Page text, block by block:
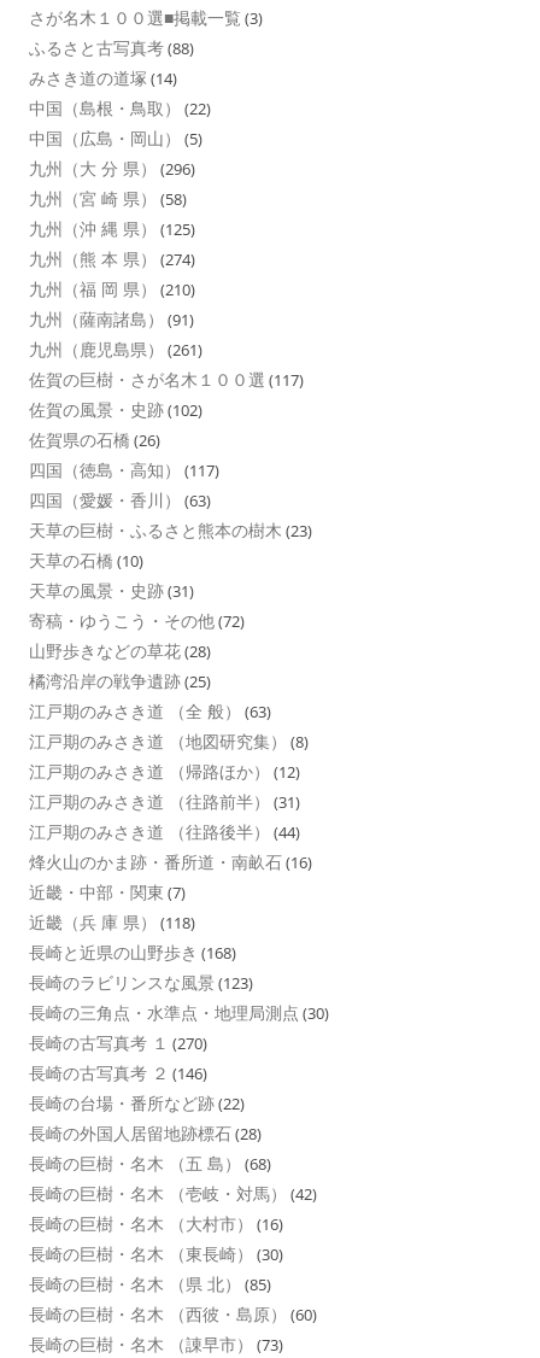
さが名木１００選■掲載一覧 (3)
ふるさと古写真考(88)
みさき道の道塚 (14)
中国（島根・鳥取） (22)
中国（広島・岡山） (5)
九州（大 分 県） (296)
九州（宮 崎 県） (58)
九州（沖 縄 県） (125)
九州（熊 本 県） (274)
九州（福 岡 県） (210)
九州（薩南諸島） (91)
九州（鹿児島県） (261)
佐賀の巨樹・さが名木１００選 (117)
佐賀の風景・史跡(102)
佐賀県の石橋 (26)
四国（徳島・高知） (117)
四国（愛媛・香川） (63)
天草の巨樹・ふるさと熊本の樹木 (23)
天草の石橋 (10)
天草の風景・史跡(31)
寄稿・ゆうこう・その他(72)
山野歩きなどの草花(28)
橘湾沿岸の戦争遺跡(25)
江戸期のみさき道 （全 般） (63)
江戸期のみさき道 （地図研究集） (8)
江戸期のみさき道 （帰路ほか） (12)
江戸期のみさき道 （往路前半） (31)
江戸期のみさき道 （往路後半） (44)
烽火山のかま跡・番所道・南畝石(16)
近畿・中部・関東 (7)
近畿（兵 庫 県） (118)
長崎と近県の山野歩き (168)
長崎のラビリンスな風景 (123)
長崎の三角点・水準点・地理局測点 (30)
長崎の古写真考 １ (270)
長崎の古写真考 ２ (146)
長崎の台場・番所など跡(22)
長崎の外国人居留地跡標石(28)
長崎の巨樹・名木 （五 島） (68)
長崎の巨樹・名木 （壱岐・対馬） (42)
長崎の巨樹・名木 （大村市） (16)
長崎の巨樹・名木 （東長崎） (30)
長崎の巨樹・名木 （県 北） (85)
長崎の巨樹・名木 （西彼・島原） (60)
長崎の巨樹・名木 （諌早市） (73)